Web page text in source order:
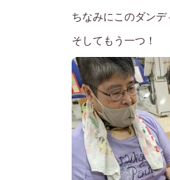
ちなみにこのダンデ
そしてもう一つ！